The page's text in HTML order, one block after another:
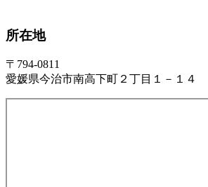
所在地
〒794-0811
愛媛県今治市南高下町２丁目１－１４